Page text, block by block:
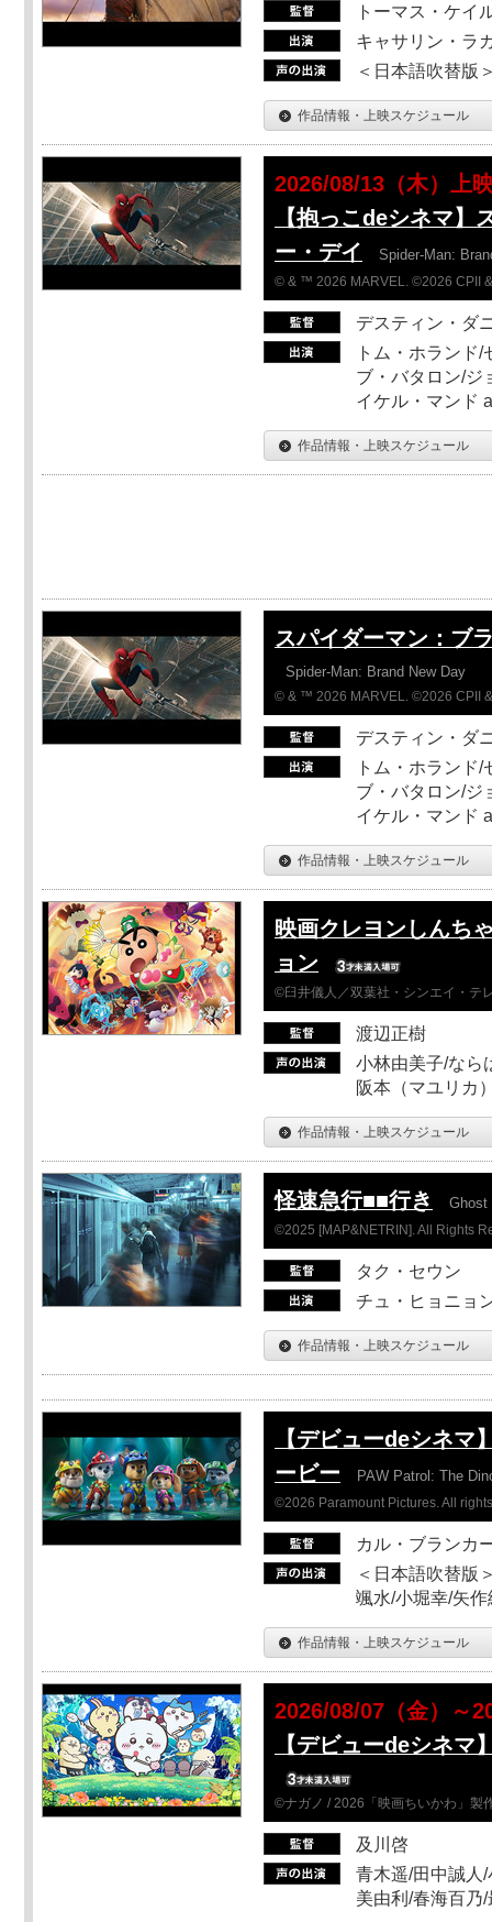
トーマス・ケイ
キャサリン・ラ
＜日本語吹替版
作品情報・上映スケジュール
2026/08/13（木）上
【抱っこdeシネマ】
ー・デイ
Spider-Man:
© & ™ 2026 MARVEL. ©2026 CPII
デスティン・ダ
トム・ホランド
ブ・バタロン/ジ
イケル・マンド
作品情報・上映スケジュール
スパイダーマン：ブ
Spider-Man: Brand New Day
© & ™ 2026 MARVEL. ©2026 CPII
デスティン・ダ
トム・ホランド
ブ・バタロン/ジ
イケル・マンド
作品情報・上映スケジュール
映画クレヨンしんち
ョン
©臼井儀人／双葉社・シンエイ・テ
渡辺正樹
小林由美子/なら
阪本（マユリカ
作品情報・上映スケジュール
怪速急行■■行き Ghost
©2025 [MAP&NETRIN]. All Rights
タク・セウン
チュ・ヒョニョ
作品情報・上映スケジュール
【デビューdeシネマ
ービー
PAW Patrol: The
©2026 Paramount Pictures. All
カル・ブランカ
＜日本語吹替版
颯水/小堀幸/矢作
作品情報・上映スケジュール
2026/08/07（金）～
【デビューdeシネマ
©ナガノ / 2026「映画ちいかわ」製
及川啓
青木遥/田中誠人
美由利/春海百乃